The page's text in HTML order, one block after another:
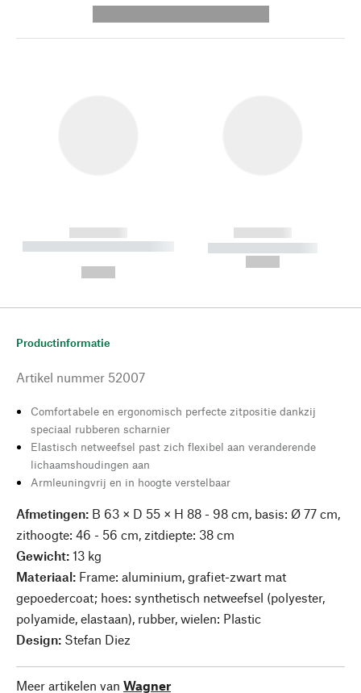
------------
----------- ----------- --------
------------
----------- -----------
Productinformatie
Artikel nummer 52007
Comfortabele en ergonomisch perfecte zitpositie dankzij
speciaal rubberen scharnier
Elastisch netweefsel past zich flexibel aan veranderende
lichaamshoudingen aan
Armleuningvrij en in hoogte verstelbaar
Afmetingen: B 63 × D 55 × H 88 - 98 cm, basis: Ø 77 cm,
zithoogte: 46 - 56 cm, zitdiepte: 38 cm
Gewicht: 13 kg
Materiaal: Frame: aluminium, grafiet-zwart mat
gepoedercoat; hoes: synthetisch netweefsel (polyester,
polyamide, elastaan), rubber, wielen: Plastic
Design: Stefan Diez
Meer artikelen van Wagner